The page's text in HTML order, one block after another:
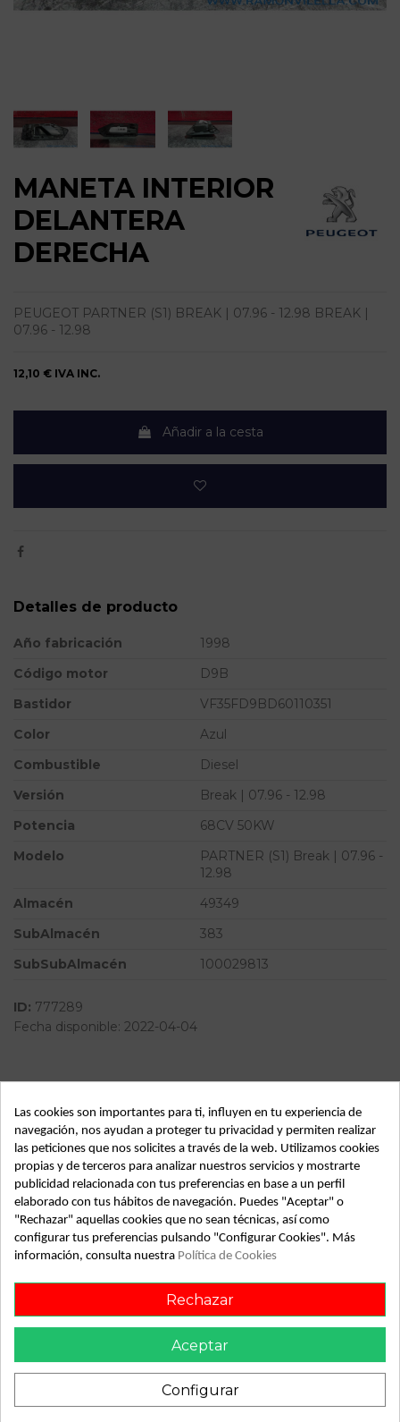
MANETA INTERIOR
DELANTERA
DERECHA
PEUGEOT PARTNER (S1) BREAK | 07.96 - 12.98 BREAK |
07.96 - 12.98
12,10 € IVA INC.
Añadir a la cesta
Detalles de producto
Año fabricación
1998
Código motor
D9B
Bastidor
VF35FD9BD60110351
Color
Azul
Combustible
Diesel
Versión
Break | 07.96 - 12.98
Potencia
68CV 50KW
Modelo
PARTNER (S1) Break | 07.96 -
12.98
Almacén
49349
SubAlmacén
383
SubSubAlmacén
100029813
ID: 777289
Fecha disponible: 2022-04-04
Recambio de maneta interior delantera derecha para
peugeot partner (s1) break | 07.96 - 12.98 break | 07.96 -
12.98 referencia OEM IAM
Vehículo de origen
Las cookies son importantes para ti, influyen en tu experiencia de
navegación, nos ayudan a proteger tu privacidad y permiten realizar
las peticiones que nos solicites a través de la web. Utilizamos cookies
propias y de terceros para analizar nuestros servicios y mostrarte
publicidad relacionada con tus preferencias en base a un perfil
elaborado con tus hábitos de navegación. Puedes "Aceptar" o
"Rechazar" aquellas cookies que no sean técnicas, así como
configurar tus preferencias pulsando "Configurar Cookies". Más
información, consulta nuestra Política de Cookies
Rechazar
Aceptar
Configurar